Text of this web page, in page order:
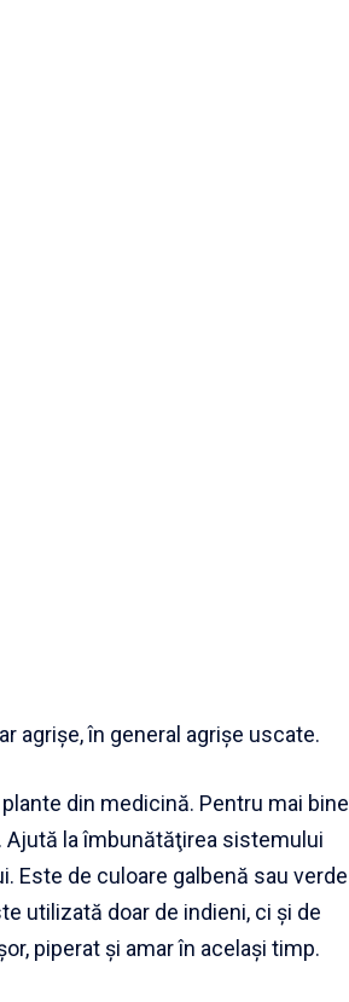
agrişe, în general agrişe uscate.
din medicină. Pentru mai bine
la îmbunătăţirea sistemului
Este de culoare galbenă sau verde
utilizată doar de indieni, ci şi de
piperat şi amar în acelaşi timp.